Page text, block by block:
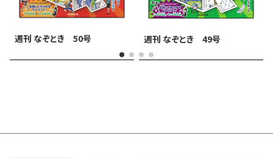
週刊 なぞとき 50号 週刊 なぞとき 49号